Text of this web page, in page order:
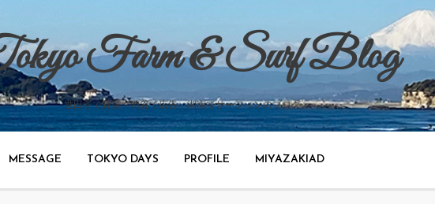
Farm & Surf Blog
世田谷で野菜、渋谷で広告、湘南でサーフィンのブログ。
MESSAGE TOKYO DAYS PROFILE MIYAZAKIAD